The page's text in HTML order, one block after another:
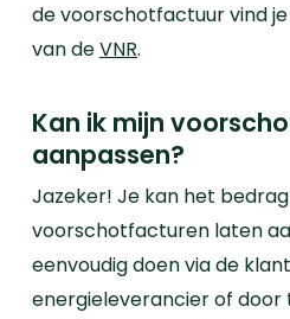
de voorschotfactuur vind
van deVNR.
Kan ik mijn
aanpassen?
Jazeker! Je kan het
voorschotfacturen laten
eenvoudig doen via de
energieleverancier of